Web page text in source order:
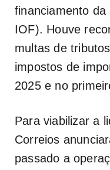
financiamento
IOF). Houve
multas de
impostos de
2025 e no
Para viabilizar a
Correios
passado a